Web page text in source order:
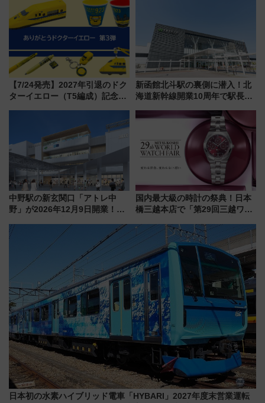
来春のGW旅行まで狙える激ア
ツ路線まとめ（8/10まで）
【7/24発売】2027年引退のドク
ターイエロー（T5編成）記念グ
送の目覚まし時計など通販・販
新函館北斗駅の裏側に潜入！北
海道新幹線開業10周年で駅長
ト 参加方法や体験内容を紹介
中野駅の新玄関口「アトレ中
野」が2026年12月9日開業！新
注目スポット
国内最大級の時計の祭典！日本
橋三越本店で「第29回三越ワー
【2026年8月5日～25日】
日本初の水素ハイブリッド電車「HYBARI」2027年度末営業運転